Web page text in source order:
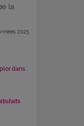
la
2025
dans